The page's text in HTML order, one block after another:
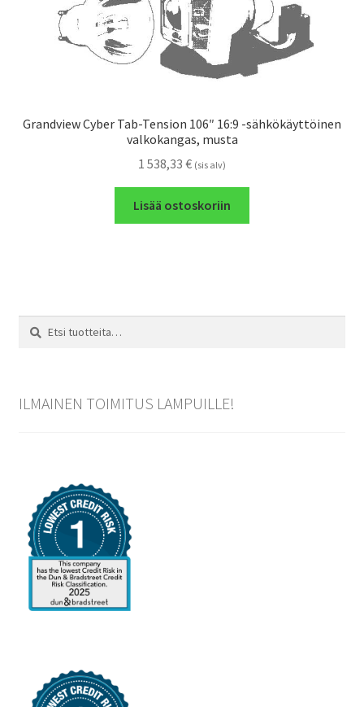
Grandview Cyber Tab-Tension 106″ 16:9 -sähkökäyttöinen
valkokangas, musta
1 538,33 € (sis alv)
Lisää ostoskoriin
Etsi:
Haku
ILMAINEN TOIMITUS LAMPUILLE!